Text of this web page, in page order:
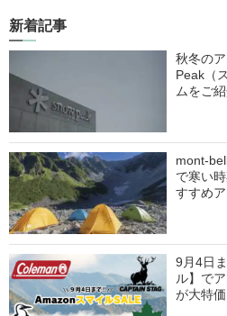
新着記事
秋冬の
Peak（
ムをご
mont-
で寒い
すすめ
9月4日
ル】で
が大特価